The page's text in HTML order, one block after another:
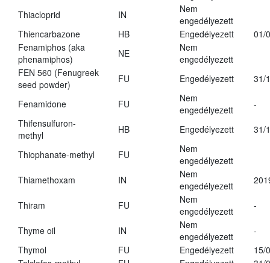
Thiacloprid
IN
Nem
engedélyezett
Thiencarbazone
HB Engedélyezett
01/
Fenamiphos (aka
phenamiphos)
NE
Nem
engedélyezett
FEN 560 (Fenugreek
seed powder)
FU Engedélyezett 31/
Fenamidone FU
Nem
engedélyezett
-
Thifensulfuron-
methyl
HB Engedélyezett 31/
Thiophanate-methyl FU
Nem
engedélyezett
Thiamethoxam
IN
Nem
engedélyezett
Thiram FU
Nem
engedélyezett
-
Thyme oil IN
Nem
engedélyezett
-
Thymol
FU Engedélyezett
15/